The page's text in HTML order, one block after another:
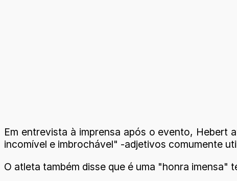
Em entrevista à imprensa após o evento, Hebert
incomível e imbrochável" -adjetivos comumente
O atleta também disse que é uma "honra imensa"